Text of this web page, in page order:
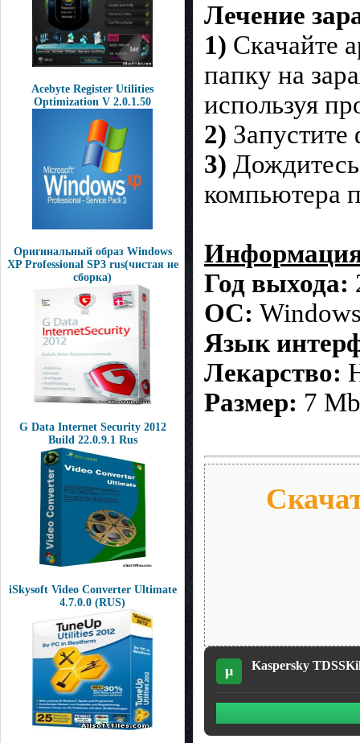
Acebyte Register Utilities
Optimization V 2.0.1.50
Оригинальный образ Windows
XP Professional SP3 rus(чистая не
сборка)
G Data Internet Security 2012
Build 22.0.9.1 Rus
iSkysoft Video Converter Ultimate
4.7.0.0 (RUS)
Лечение
1) Скачайте
папку на
используя
2)
3)
компьютера
Год выхода:
ОС:
Язык
Лекарство:
Размер: 7 Mb
µ Kaspersky